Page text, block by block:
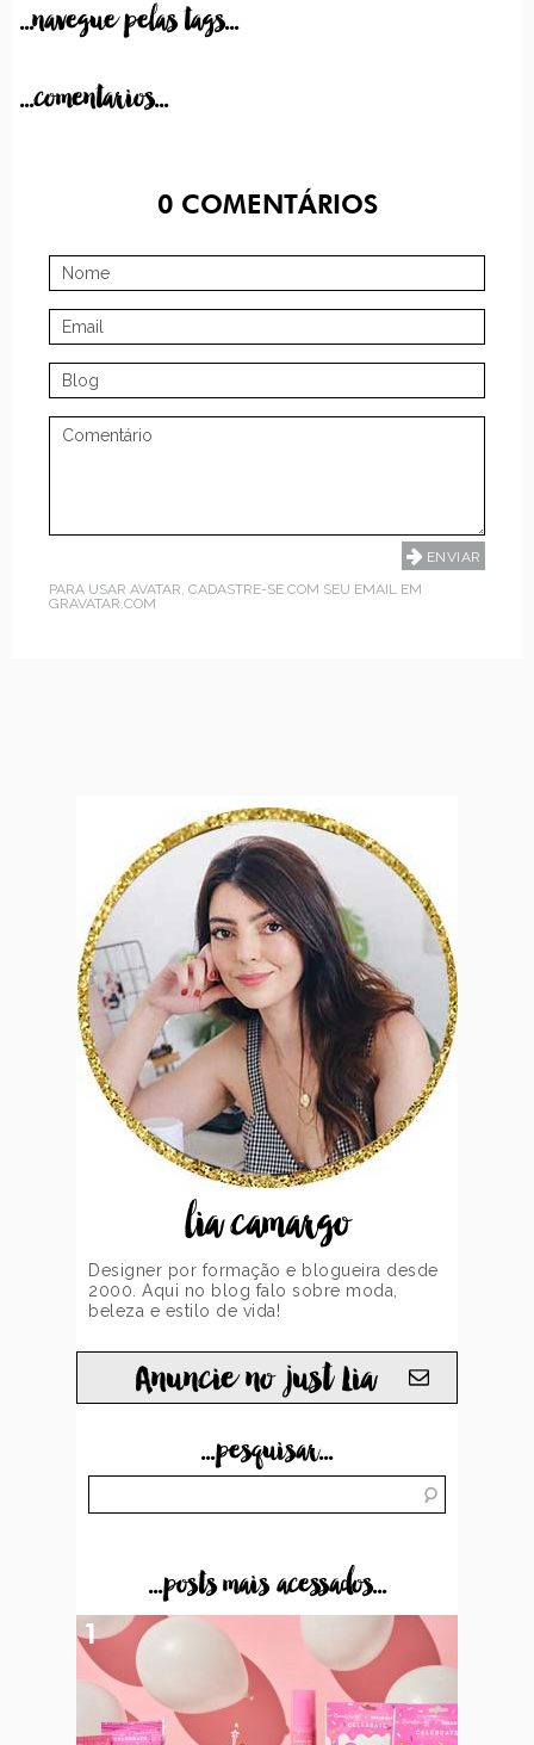
...navegue pelas tags...
...comentarios...
0COMENTÁRIOS
PARA USAR AVATAR, CADASTRE-SE COM SEU EMAIL EM
GRAVATAR.COM
lia camargo
Designer por formação e blogueira desde
2000. Aqui no blog falo sobre moda,
beleza e estilo de vida!
Anuncie no just Lia
...pesquisar...
...posts mais acessados...
1